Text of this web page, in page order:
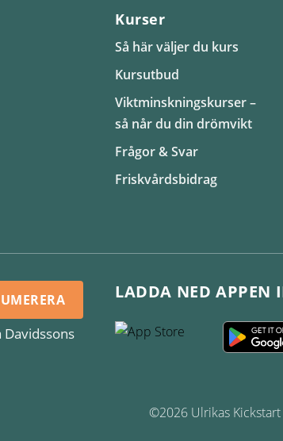
Kurser
Så här väljer du kurs
Kursutbud
Viktminskningskurser –
så når du din drömvikt
Frågor & Svar
Friskvårdsbidrag
Davidssons
LADDA NED APPEN
©2026 Ulrikas Kickstart